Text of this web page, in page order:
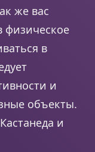
же вас
физическое
в
и
объекты.
и